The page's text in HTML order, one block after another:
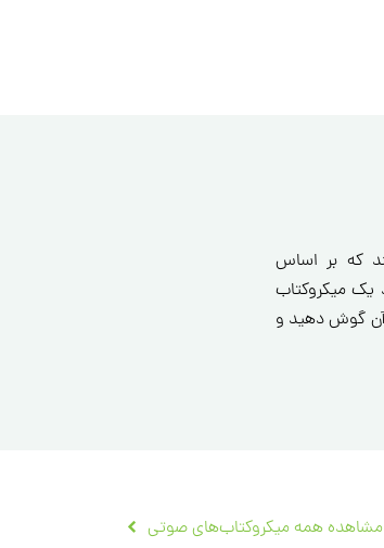
که بر اساس
یک میکروکتاب
آن گوش دهید و
مشاهده همه میکروکتاب‌های صوتی